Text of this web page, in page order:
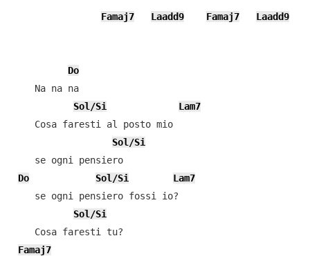
Famaj7 Laadd9 Famaj7 Laadd9
Do
    Na na na
Sol/Si
Lam7
    Cosa faresti al posto mio
Sol/Si
    se ogni pensiero
Do
Sol/Si
Lam7
    se ogni pensiero fossi io?
Sol/Si
    Cosa faresti tu?
Famaj7